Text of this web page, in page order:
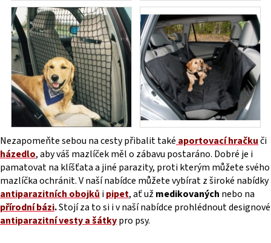
Nezapomeňte sebou na cesty přibalit také aportovací hračkuči
házedlo, aby váš mazlíček měl o zábavu postaráno. Dobré je i
pamatovat na klíšťata a jiné parazity, proti kterým můžete svého
mazlíčka ochránit. V naší nabídce můžete vybírat z široké nabídky
antiparazitních obojků ipipet, ať už medikovaných nebo na
přírodní bázi.Stojí za to si i v naší nabídce prohlédnout designové
antiparazitní vesty a šátkypro psy.